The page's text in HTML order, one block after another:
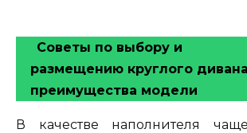
Советы по выбору и
размещению круглого
преимущества модели
В качестве наполнителя